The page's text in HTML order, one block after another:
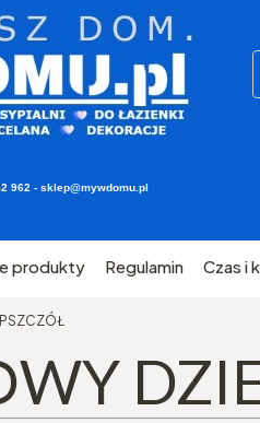
962 - sklep@mywdomu.pl
produkty Regulamin Czas i